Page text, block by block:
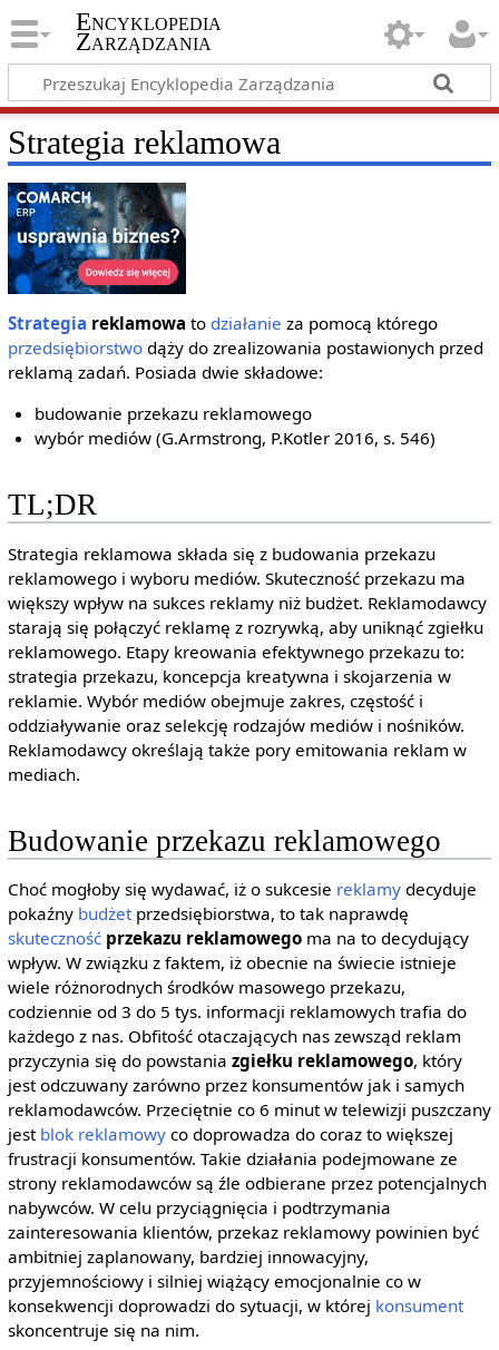
Encyklopedia
Zarządzania
Strategia reklamowa
Strategia reklamowa to działanie za pomocą którego
przedsiębiorstwodąży do zrealizowania postawionych przed
reklamą zadań. Posiada dwie składowe:
budowanie przekazu reklamowego
wybór mediów (G.Armstrong, P.Kotler 2016, s. 546)
TL;DR
Strategia reklamowa składa się z budowania przekazu
reklamowego i wyboru mediów. Skuteczność przekazu ma
większy wpływ na sukces reklamy niż budżet. Reklamodawcy
starają się połączyć reklamę z rozrywką, aby uniknąć zgiełku
reklamowego. Etapy kreowania efektywnego przekazu to:
strategia przekazu, koncepcja kreatywna i skojarzenia w
reklamie. Wybór mediów obejmuje zakres, częstość i
oddziaływanie oraz selekcję rodzajów mediów i nośników.
Reklamodawcy określają także pory emitowania reklam w
mediach.
Budowanie przekazu reklamowego
Choć mogłoby się wydawać, iż o sukcesie reklamydecyduje
pokaźny budżetprzedsiębiorstwa, to tak naprawdę
skuteczność przekazu reklamowegoma na to decydujący
wpływ. W związku z faktem, iż obecnie na świecie istnieje
wiele różnorodnych środków masowego przekazu,
codziennie od 3 do 5 tys. informacji reklamowych trafia do
każdego z nas. Obfitość otaczających nas zewsząd reklam
przyczynia się do powstania zgiełku reklamowego, który
jest odczuwany zarówno przez konsumentów jak i samych
reklamodawców. Przeciętnie co 6 minut w telewizji puszczany
jest blok reklamowyco doprowadza do coraz to większej
frustracji konsumentów. Takie działania podejmowane ze
strony reklamodawców są źle odbierane przez potencjalnych
nabywców. W celu przyciągnięcia i podtrzymania
zainteresowania klientów, przekaz reklamowy powinien być
ambitniej zaplanowany, bardziej innowacyjny,
przyjemnościowy i silniej wiążący emocjonalnie co w
konsekwencji doprowadzi do sytuacji, w której konsument
skoncentruje się na nim.